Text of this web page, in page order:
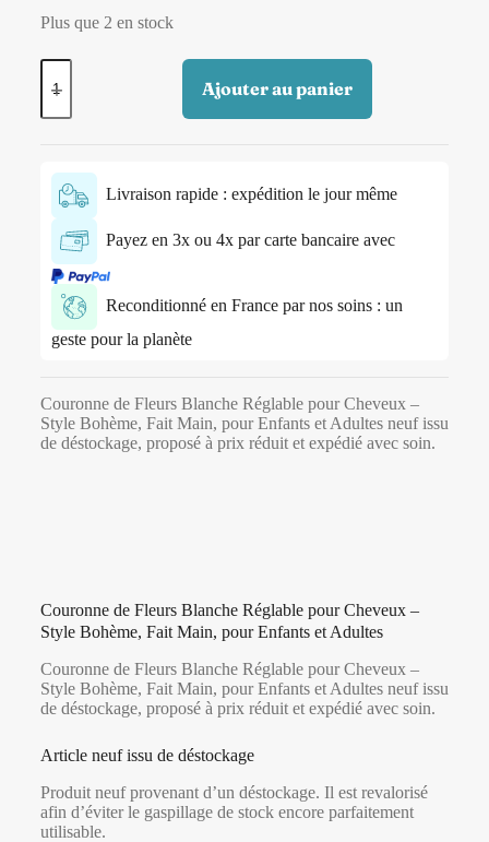
Plus que 2 en stock
Ajouter au panier
Livraison rapide : expédition le jour même
Payez en 3x ou 4x par carte bancaire avec
Reconditionné en France par nos soins : un
geste pour la planète
Couronne de Fleurs Blanche Réglable pour Cheveux –
Style Bohème, Fait Main, pour Enfants et Adultes neuf issu
de déstockage, proposé à prix réduit et expédié avec soin.
Couronne de Fleurs Blanche Réglable pour Cheveux –
Style Bohème, Fait Main, pour Enfants et Adultes
Couronne de Fleurs Blanche Réglable pour Cheveux –
Style Bohème, Fait Main, pour Enfants et Adultes neuf issu
de déstockage, proposé à prix réduit et expédié avec soin.
Article neuf issu de déstockage
Produit neuf provenant d’un déstockage. Il est revalorisé
afin d’éviter le gaspillage de stock encore parfaitement
utilisable.